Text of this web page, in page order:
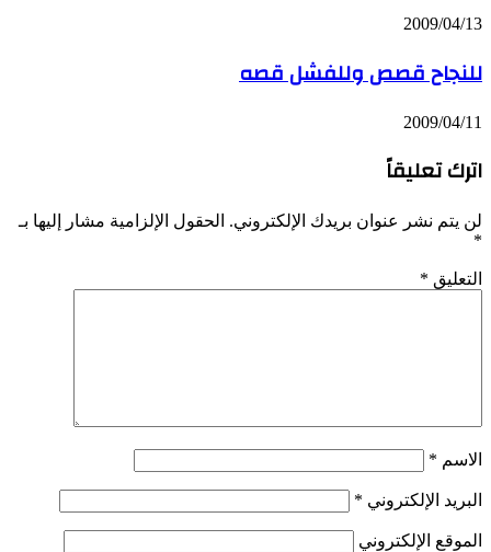
2009/04/13
للنجاح قصص وللفشل قصه
2009/04/11
اترك تعليقاً
لن يتم نشر عنوان بريدك الإلكتروني. الحقول الإلزامية مشار إليها بـ
*
التعليق *
الاسم *
البريد الإلكتروني *
الموقع الإلكتروني